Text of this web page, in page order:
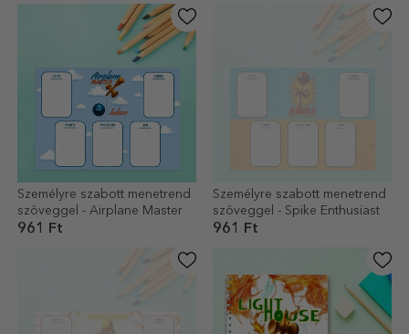
Termosz bögre fogantyúval
személyre szabva - Kendama
8 004 Ft
Fehér alapú, szöveggel
Spike Enthusiast
6 403 Ft